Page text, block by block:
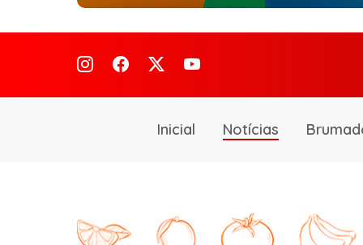
Inicial Notícias